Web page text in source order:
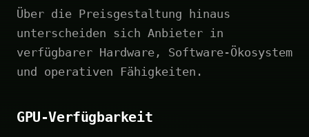
Über die Preisgestaltung hinaus
unterscheiden sich Anbieter in
verfügbarer Hardware, Software-Ökosystem
und operativen Fähigkeiten.
GPU-Verfügbarkeit